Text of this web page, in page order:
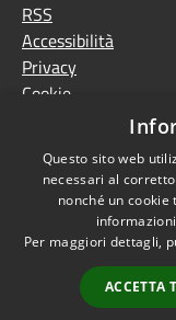
RSS
Accessibilità
Privacy
Cookie
MISSIONE 2
verde e transizione
ecologica
Missione 1 -
Digitalizzazione,
innovazione,
competitività,
Questo sito web
necessari al
nonché un
Per maggiori dettagli,
ACCETTA